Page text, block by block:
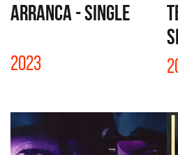
ARRANCA - SINGLE
2023